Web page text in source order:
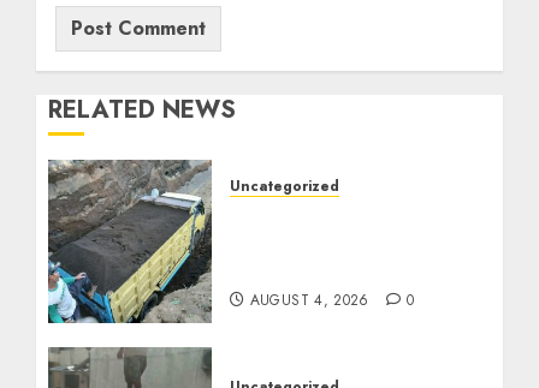
RELATED NEWS
Uncategorized
AUGUST 4, 2026 0